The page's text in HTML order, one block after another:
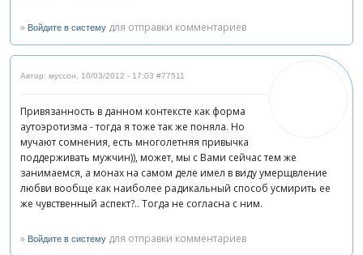
» Войдите в систему для отправки комментариев
Автор: муссон 10/03/2012 - 17:03 #77511
Привязанность в данном контексте как форма
аутоэротизма - тогда я тоже так же поняла. Но
мучают сомнения, есть многолетняя привычка
поддерживать мужчин)), может, мы с Вами сейчас тем же
занимаемся, а монах на самом деле имел в виду умерщвление
любви вообще как наиболее радикальный способ усмирить ее
же чувственный аспект?.. Тогда не согласна с ним.
» Войдите в систему для отправки комментариев